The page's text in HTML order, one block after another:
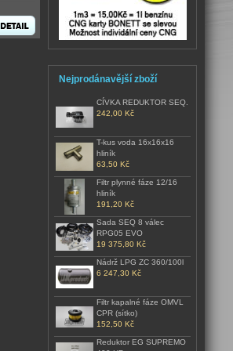
Nejprodánavější zboží
CÍVKA REDUKTOR SEQ.
242,00 Kč
T-kus voda 16x16x16
hliník
63,50 Kč
Filtr plynné fáze 12/16
hliník
191,20 Kč
Sada SEQ 8 válec
RPG05 EVO
19 375,80 Kč
Nádrž LPG ZC 360/100l
6 247,30 Kč
Filtr kapalné fáze OMVL
CPR (sítko)
152,50 Kč
Reduktor EG SUPREMO